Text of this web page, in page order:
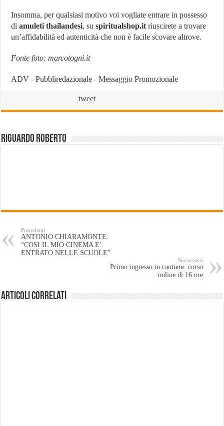
Insomma, per qualsiasi motivo voi vogliate entrare in possesso
diamuleti thailandesi, suspiritualshop.it riuscirete a trovare
un’affidabilità ed autenticità che non è facile scovare altrove.
Fonte foto: marcotogni.it
ADV - Pubbliredazionale - Messaggio Promozionale
tweet
Riguardo Roberto
Precedenti
ANTONIO CHIARAMONTE:
“COSI IL MIO CINEMA E’
ENTRATO NELLE SCUOLE”
Successivo
Primo ingresso in cantiere: corso
online di 16 ore
Articoli Correlati